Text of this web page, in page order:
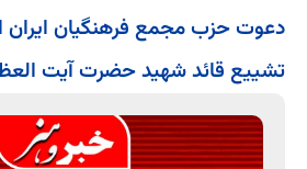
دعوت حزب مجمع فرهنگیان ایران
تشییع قائد شهید حضرت آیت